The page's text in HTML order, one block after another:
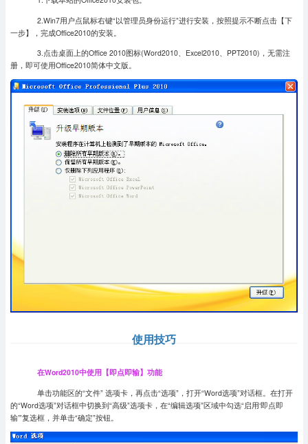
2.Win7用户点鼠标右键“以管理员身份运行”进行安装，按照提示不断点击【下
一步】，完成Office2010的安装。
3.点击桌面上的Office 2010图标(Word2010、Excel2010、PPT2010)，无需注
册，即可使用Office2010简体中文版。
使用技巧
在Word2010中使用【即点即输】功能
单击功能区的“文件” 选项卡，再点击“选项”，打开“Word选项”对话框。在打开
的“Word选项”对话框中切换到“高级”选项卡，在“编辑选项”区域中勾选“启用‘即点即
输’”复选框，并单击“确定”按钮。